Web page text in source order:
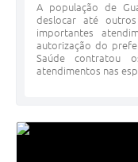
A população de
deslocar até
importantes
autorização do
Saúde contratou
atendimentos nas